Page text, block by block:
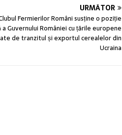
URMĂTOR
Fermierilor Români susține o poziție
a Guvernului României cu țările europene
de tranzitul și exportul cerealelor din
Ucraina